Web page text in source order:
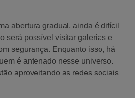
abertura gradual, ainda é difícil
será possível visitar galerias e
segurança. Enquanto isso, há
é antenado nesse universo.
aproveitando as redes sociais